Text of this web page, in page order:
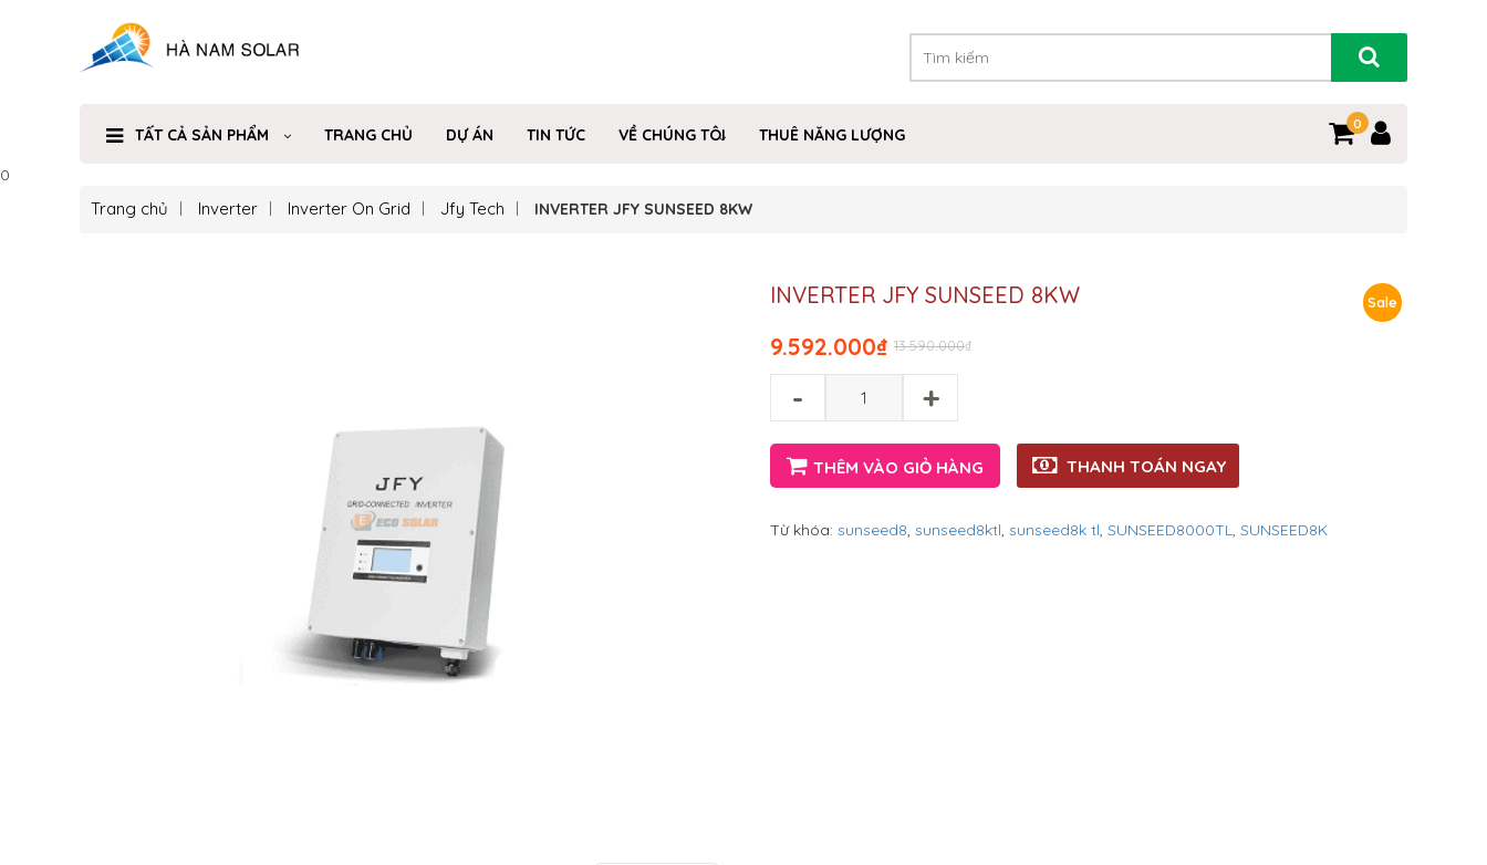
TẤT CẢ SẢN PHẨM TRANG CHỦ DỰ ÁN TIN TỨC VỀ CHÚNG TÔI THUÊ NĂNG LƯỢNG
0
0
Trang chủ Inverter Inverter On Grid Jfy Tech INVERTER JFY SUNSEED 8KW
Sale
INVERTER JFY SUNSEED 8KW
₫
13.590.000
₫
9.592.000
- +
THÊM VÀO GIỎ HÀNG THANH TOÁN NGAY
Từ khóa: sunseed8, sunseed8ktl, sunseed8k tl, SUNSEED8000TL, SUNSEED8K